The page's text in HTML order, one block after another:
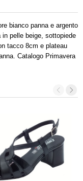
bianco panna e argento
pelle beige, sottopiede
tacco 8cm e plateau
Catalogo Primavera